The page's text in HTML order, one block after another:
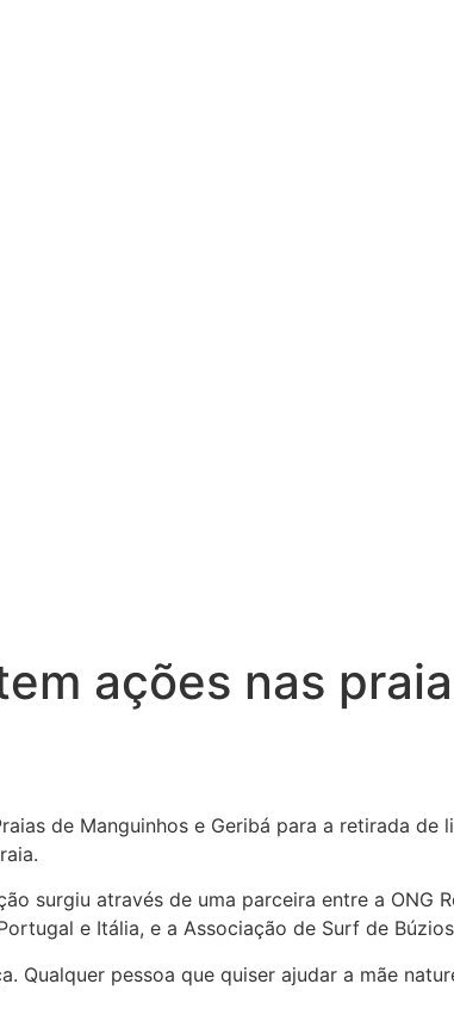
ações nas
de Manguinhos e Geribá para a retirada
surgiu através de uma parceira entre a ONG
e Itália, e a Associação de Surf de
Qualquer pessoa que quiser ajudar a mãe